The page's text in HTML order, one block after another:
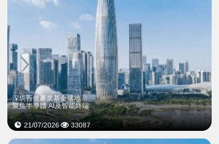
深圳百億產業基金落地
聚焦半導體 AI及智能終端
21/07/2026 33087